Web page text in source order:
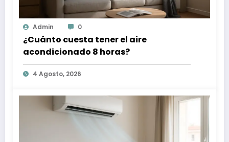
Admin 0
¿Cuánto cuesta tener el aire
acondicionado 8 horas?
4 Agosto, 2026